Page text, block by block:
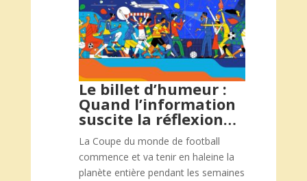
Le billet d’humeur :
Quand l’information
suscite la réflexion…
La Coupe du monde de football
commence et va tenir en haleine la
planète entière pendant les semaines